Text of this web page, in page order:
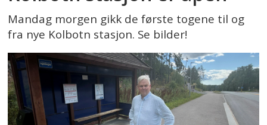
Mandag morgen gikk de første togene til og
fra nye Kolbotn stasjon. Se bilder!